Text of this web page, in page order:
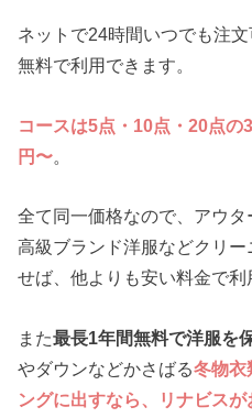
ネットで24時間いつでも注
無料で利用できます。
コースは5点・10点・20点の
円〜。
全て同一価格なので、アウタ
高級ブランド洋服などクリ
せば、他よりも安い料金で利
また最長1年間無料で洋服を
やダウンなどかさばる冬物衣
ングに出すなら、リナビスが